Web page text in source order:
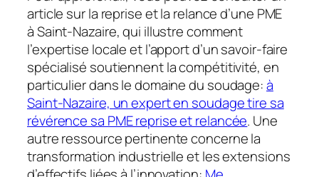
article sur la reprise et la relance d’une PME
à Saint-Nazaire, qui illustre comment
l’expertise locale et l’apport d’un savoir-faire
spécialisé soutiennent la compétitivité, en
particulier dans le domaine du soudage:à
Saint-Nazaire, un expert en soudage tire sa
révérence sa PME reprise et relancée. Une
autre ressource pertinente concerne la
transformation industrielle et les extensions